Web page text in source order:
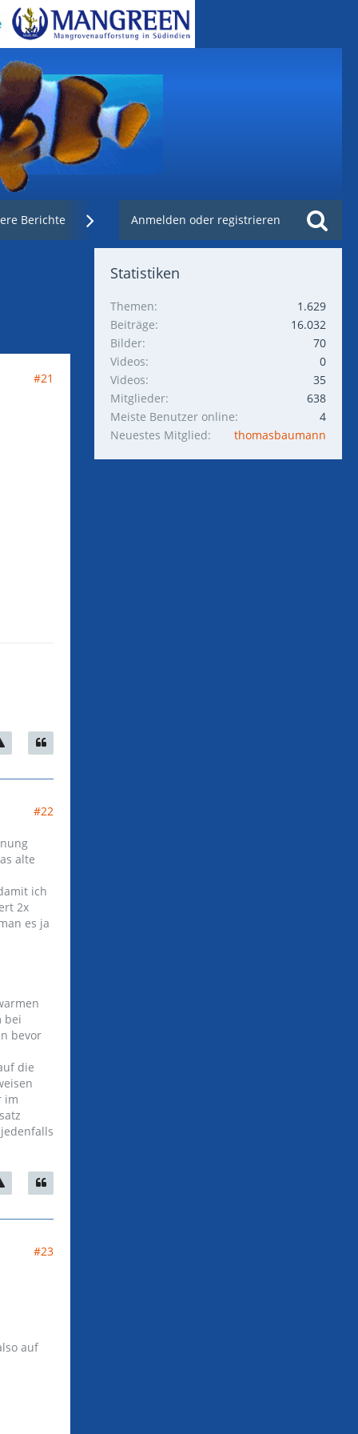
Berichte Weblinks Nachzuchtenregister.de
Anmelden oder registrieren
#21
#22
alte
ich
2x
es ja
bei
bevor
die
im
#23
auf
Statistiken
Themen
1.629
Beiträge
16.032
Bilder
70
Videos
0
Videos
35
Mitglieder
638
Meiste Benutzer online
4
Neuestes Mitglied
thomasbaumann